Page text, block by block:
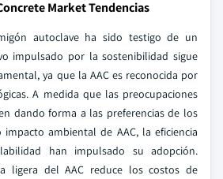
Market Tendencias
autoclave ha sido testigo de un
impulsado por la sostenibilidad sigue
ya que la AAC es reconocida por
A medida que las preocupaciones
dando forma a las preferencias de los
ambiental de AAC, la eficiencia
han impulsado su adopción.
ligera del AAC reduce los costos de